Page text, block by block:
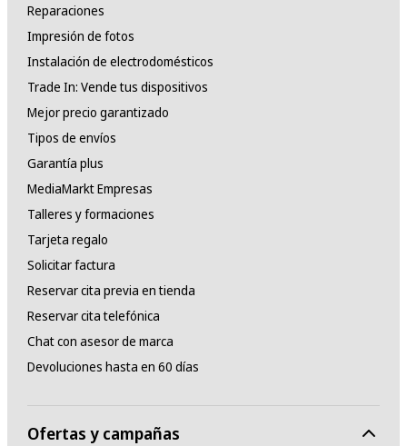
Reparaciones
Impresión de fotos
Instalación de electrodomésticos
Trade In: Vende tus dispositivos
Mejor precio garantizado
Tipos de envíos
Garantía plus
MediaMarkt Empresas
Talleres y formaciones
Tarjeta regalo
Solicitar factura
Reservar cita previa en tienda
Reservar cita telefónica
Chat con asesor de marca
Devoluciones hasta en 60 días
Ofertas y campañas